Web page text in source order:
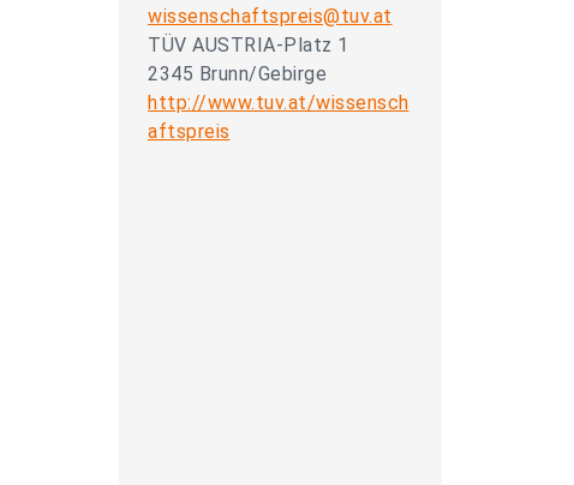
wissenschaftspreis@tuv.at
TÜV AUSTRIA-Platz 1
2345 Brunn/Gebirge
http://www.tuv.at/wissensch
aftspreis